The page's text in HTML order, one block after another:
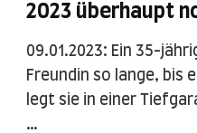
2023 überhaupt
09.01.2023: Ein 35-
Freundin so lange, bis
legt sie in einer
…